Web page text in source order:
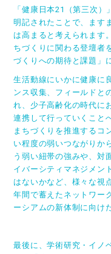
「健康日本21（第三次
明記されたことで、ます
は高まると考えられます
ちづくりに関わる登壇者
づくりへの期待と課題」
生活動線にいかに健康に
ンス収集、フィールドと
れ、少子高齢化の時代に
連携して行っていくこと
まちづくりを推進するコ
い程度の弱いつながりか
う弱い紐帯の強みや、対
イバーシティマネジメン
はないかなど、様々な視
年間で蓄えたネットワー
ーシアムの新体制に向け
最後に、学術研究・イ